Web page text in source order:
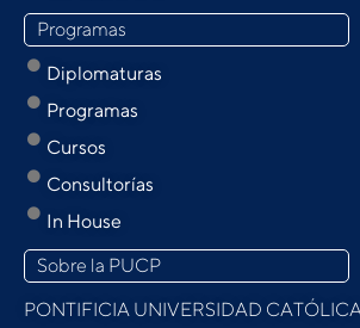
Programas
Diplomaturas
Programas
Cursos
Consultorías
In House
Sobre la PUCP
PONTIFICIA UNIVERSIDAD